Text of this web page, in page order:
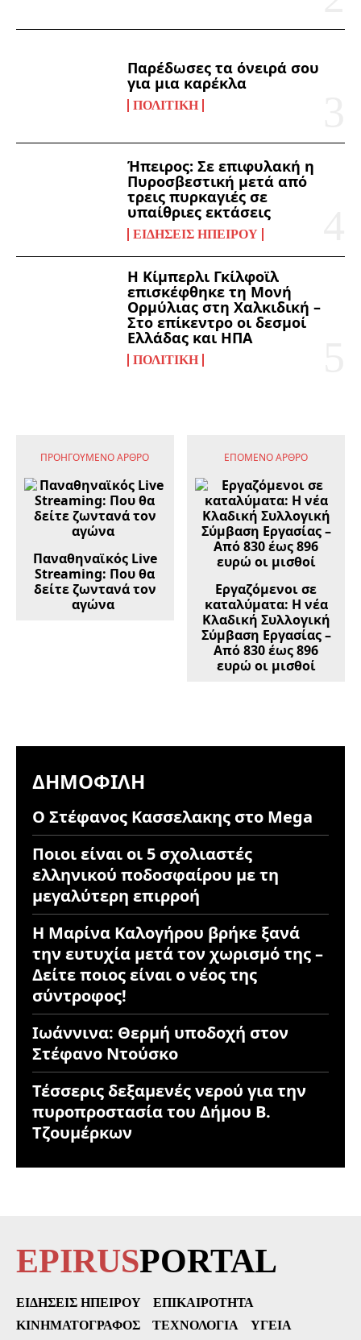
Παρέδωσες τα όνειρά σου
για μια καρέκλα
ΠΟΛΙΤΙΚΉ
Ήπειρος: Σε επιφυλακή η
Πυροσβεστική μετά από
τρεις πυρκαγιές σε
υπαίθριες εκτάσεις
ΕΙΔΉΣΕΙΣ ΗΠΕΊΡΟΥ
Η Κίμπερλι Γκίλφοϊλ
επισκέφθηκε τη Μονή
Ορμύλιας στη Χαλκιδική –
Στο επίκεντρο οι δεσμοί
Ελλάδας και ΗΠΑ
ΠΟΛΙΤΙΚΉ
ΠΡΟΗΓΟΎΜΕΝΟ ΆΡΘΡΟ
Παναθηναϊκός Live
Streaming: Που θα
δείτε ζωντανά τον
αγώνα
ΕΠΌΜΕΝΟ ΆΡΘΡΟ
Εργαζόμενοι σε
καταλύματα: Η νέα
Κλαδική Συλλογική
Σύμβαση Εργασίας –
Από 830 έως 896
ευρώ οι μισθοί
ΔΗΜΟΦΙΛΉ
Ο Στέφανος Κασσελακης στο Mega
Ποιοι είναι οι 5 σχολιαστές
ελληνικού ποδοσφαίρου με τη
μεγαλύτερη επιρροή
Η Μαρίνα Καλογήρου βρήκε ξανά
την ευτυχία μετά τον χωρισμό της –
Δείτε ποιος είναι ο νέος της
σύντροφος!
Ιωάννινα: Θερμή υποδοχή στον
Στέφανο Ντούσκο
Τέσσερις δεξαμενές νερού για την
πυροπροστασία του Δήμου Β.
Τζουμέρκων
EPIRUSPORTAL
ΕΙΔΉΣΕΙΣ ΗΠΕΊΡΟΥ
ΕΠΙΚΑΙΡΌΤΗΤΑ
ΚΙΝΗΜΑΤΟΓΡΆΦΟΣ
ΤΕΧΝΟΛΟΓΊΑ
ΥΓΕΊΑ